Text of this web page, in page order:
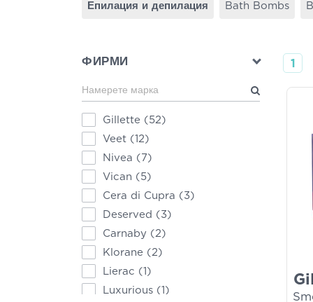
Епилация и депилация Bath Bombs
ФИРМИ
Gillette (52)
Veet (12)
Nivea (7)
Vican (5)
Cera di Cupra (3)
Deserved (3)
Carnaby (2)
Klorane (2)
Lierac (1)
Luxurious (1)
1